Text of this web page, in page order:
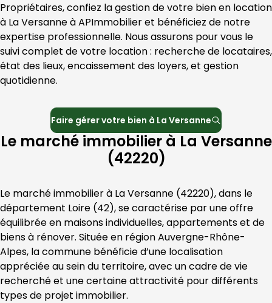
Propriétaires, confiez la gestion de votre bien en location
à La Versanne à APImmobilier et bénéficiez de notre
expertise professionnelle. Nous assurons pour vous le
suivi complet de votre location : recherche de locataires,
état des lieux, encaissement des loyers, et gestion
quotidienne.
Faire gérer votre bien à La Versanne
Le marché immobilier à La Versanne
(42220)
Le marché immobilier à La Versanne (42220), dans le
département Loire (42), se caractérise par une offre
équilibrée en maisons individuelles, appartements et de
biens à rénover. Située en région Auvergne-Rhône-
Alpes, la commune bénéficie d’une localisation
appréciée au sein du territoire, avec un cadre de vie
recherché et une certaine attractivité pour différents
types de projet immobilier.